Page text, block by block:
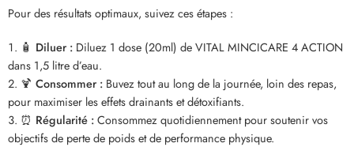
Pour des résultats optimaux, suivez ces étapes :
🧴 Diluer : Diluez 1 dose (20ml) de VITAL MINCICARE 4 ACTION
dans 1,5 litre d’eau.
🍹 Consommer : Buvez tout au long de la journée, loin des repas,
pour maximiser les effets drainants et détoxifiants.
⏰ Régularité :Consommez quotidiennement pour soutenir vos
objectifs de perte de poids et de performance physique.